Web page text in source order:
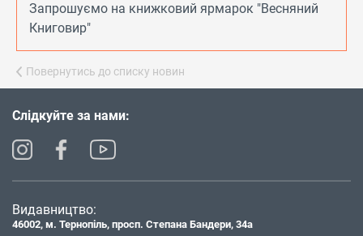
Запрошуємо на книжковий ярмарок "Весняний
Книговир"
Повернутись до списку новин
Слідкуйте за нами:
Видавництво:
46002, м. Тернопіль, просп. Степана Бандери, 34а